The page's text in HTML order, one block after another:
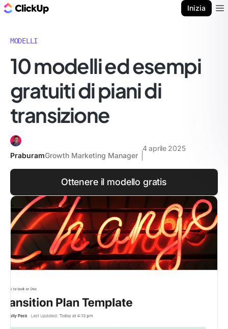
Inizia
MODELLI
10 modelli ed esempi
gratuiti di piani di
transizione
PraburamGrowth Marketing Manager
4 aprile 2025
Ottenere il modello gratis